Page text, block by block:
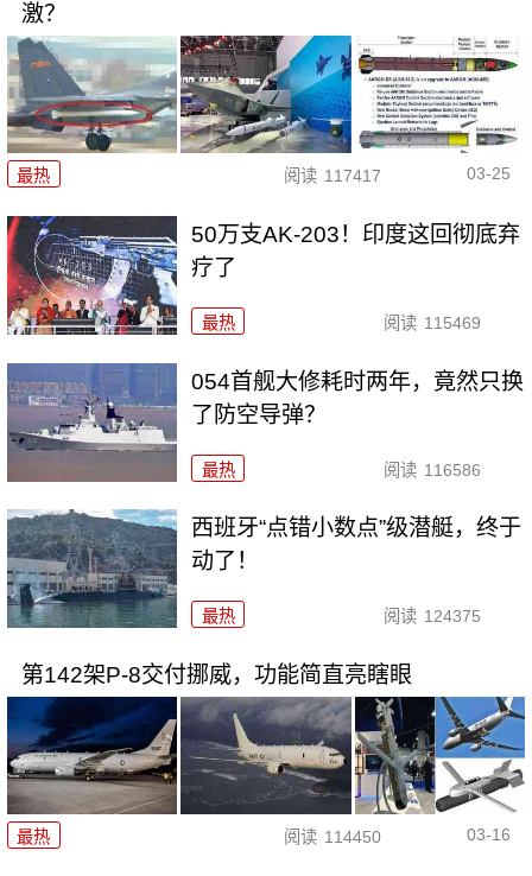
激？
最热 阅读 117417 03-25
50万支AK-203！印度这回彻底弃
疗了
最热 阅读 115469
054首舰大修耗时两年，竟然只换
了防空导弹？
最热 阅读 116586
西班牙“点错小数点”级潜艇，终于
动了！
最热 阅读 124375
第142架P-8交付挪威，功能简直亮瞎眼
最热 阅读 114450 03-16